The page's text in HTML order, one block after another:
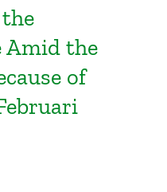
Amid the
of